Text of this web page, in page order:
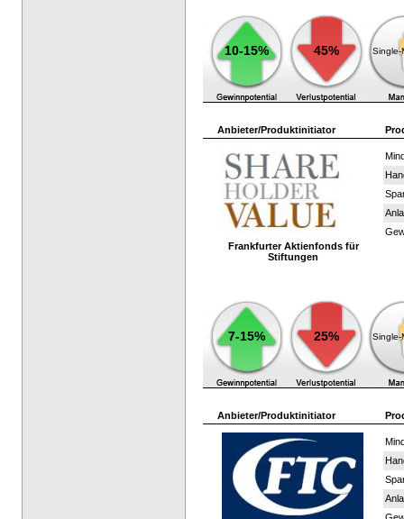
10-15% 45% Single-
Anbieter/Produktinitiator
Frankfurter Aktienfonds für
Stiftungen
7-15% 25% Single-
Anbieter/Produktinitiator